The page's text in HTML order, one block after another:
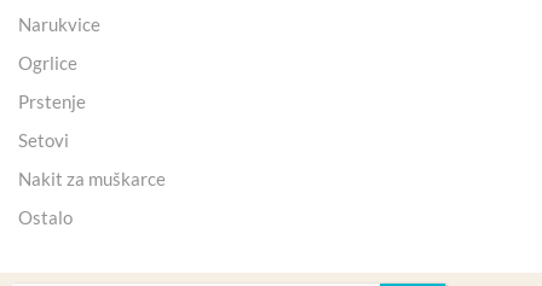
Narukvice
Ogrlice
Prstenje
Setovi
Nakit za muškarce
Ostalo